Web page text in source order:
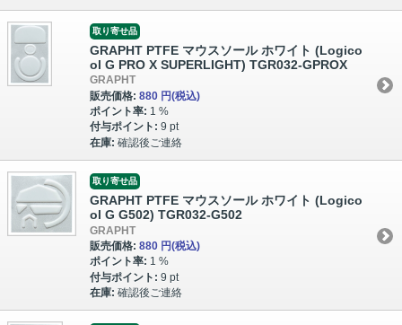
取り寄せ品
GRAPHT PTFE マウスソール ホワイト (Logico
ol G PRO X SUPERLIGHT) TGR032-GPROX
GRAPHT
販売価格: 880 円(税込)
ポイント率: 1 %
付与ポイント: 9 pt
在庫: 確認後ご連絡
取り寄せ品
GRAPHT PTFE マウスソール ホワイト (Logico
ol G G502) TGR032-G502
GRAPHT
販売価格: 880 円(税込)
ポイント率: 1 %
付与ポイント: 9 pt
在庫: 確認後ご連絡